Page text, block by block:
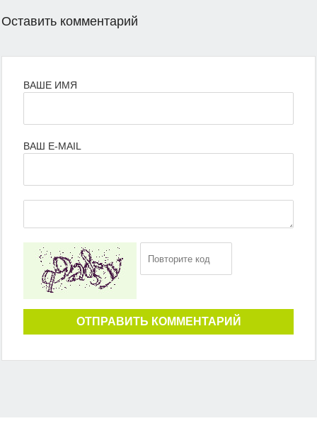
Оставить комментарий
ВАШЕ ИМЯ
ВАШ E-MAIL
ОТПРАВИТЬ КОММЕНТАРИЙ